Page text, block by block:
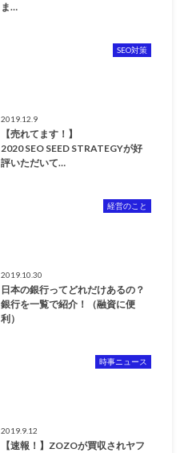
ま…
SEO対策
2019.12.9
【売れてます！】
2020 SEO SEED STRATEGYが好
評いただいて…
経営のこと
2019.10.30
日本の銀行ってどれだけあるの？
銀行を一覧で紹介！（融資に便
利）
時事ニュース
2019.9.12
【速報！】ZOZOが買収されヤフ